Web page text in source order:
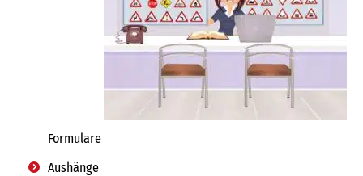
Formulare
Aushänge